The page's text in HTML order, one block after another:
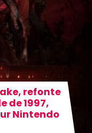
refonte
de 1997,
Nintendo